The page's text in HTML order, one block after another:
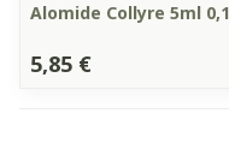
Alomide Collyre 5ml
5,85 €